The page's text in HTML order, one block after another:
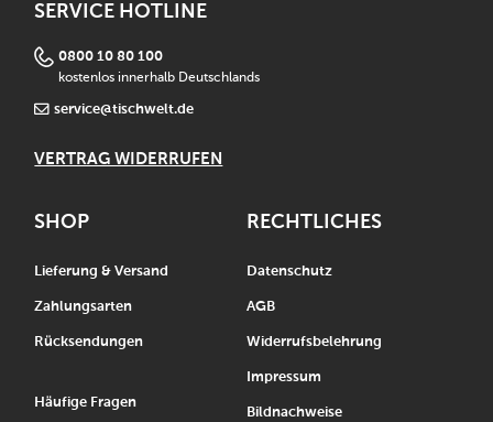
SERVICE HOTLINE
0800 10 80 100
kostenlos innerhalb Deutschlands
service@tischwelt.de
VERTRAG WIDERRUFEN
SHOP
Lieferung & Versand
Zahlungsarten
Rücksendungen
Häufige Fragen
RECHTLICHES
Datenschutz
AGB
Widerrufsbelehrung
Impressum
Bildnachweise